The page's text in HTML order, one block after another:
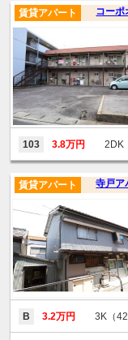
コーポ
賃貸アパート
103 3.8万円 2DK
寺戸
賃貸アパート
B 3.2万円 3K（